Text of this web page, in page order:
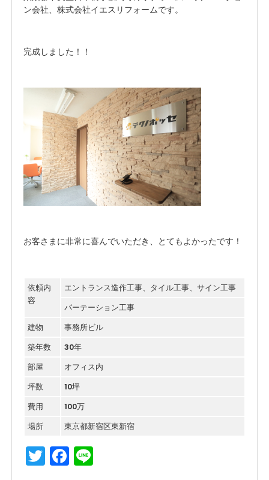
ン会社、株式会社イエスリフォームです。
完成しました！！
お客さまに非常に喜んでいただき、とてもよかったです！
依頼内
容
エントランス造作工事、タイル工事、サイン工事
パーテーション工事
建物
事務所ビル
築年数
30年
部屋
オフィス内
坪数
10坪
費用
100万
場所
東京都新宿区東新宿
T F Li